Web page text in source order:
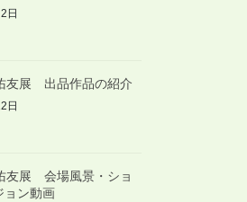
日
展 出品作品の紹介
日
展 会場風景・ショ
ョン動画